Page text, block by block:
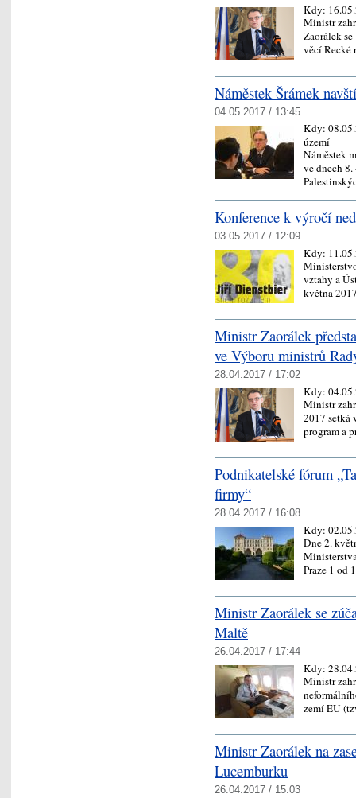
Kdy:
Ministr
Zaorálek
věcí
Náměstek Šrámek
04.05.2017 / 13:45
Kdy:
území
Náměstek
ve dnech
Konference k výročí
03.05.2017 / 12:09
Kdy:
vztahy a
května
Ministr Zaorálek
ve Výboru ministrů
28.04.2017 / 17:02
Kdy:
Ministr
2017 setká
program
Podnikatelské fórum
firmy“
28.04.2017 / 16:08
Kdy:
Dne 2.
Praze 1
Ministr Zaorálek se
Maltě
26.04.2017 / 17:44
Kdy:
Ministr
zemí EU
Ministr Zaorálek na
Lucemburku
26.04.2017 / 15:03